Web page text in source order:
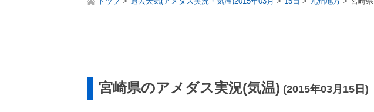
宮崎県のアメダス実況(気温) (2015年03月15日)